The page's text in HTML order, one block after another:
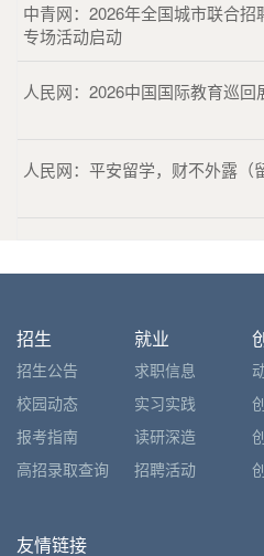
中青网：2026年全国城市联合招
专场活动启动
人民网：2026中国国际教育巡回
人民网：平安留学，财不外露（
招生
招生公告
校园动态
报考指南
高招录取查询
就业
求职信息
实习实践
读研深造
招聘活动
友情链接